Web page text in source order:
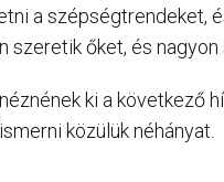
a szépségtrendeket,
szeretik őket, és nagyon
ki a következő
közülük néhányat.